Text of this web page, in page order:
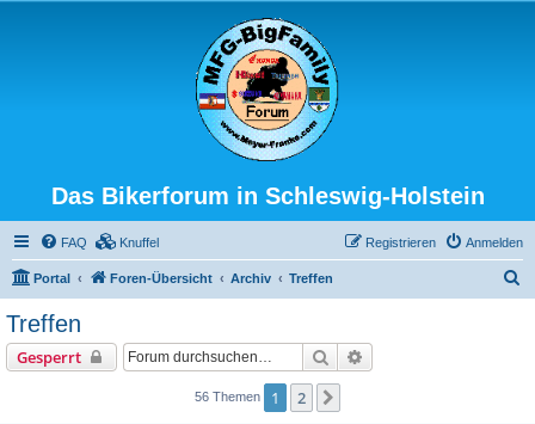
Das Bikerforum in Schleswig-Holstein
FAQ Knuffel Anmelden
Registrieren
Portal Foren-Übersicht Archiv Treffen
Treffen
Gesperrt Suche
56 Themen 1 2